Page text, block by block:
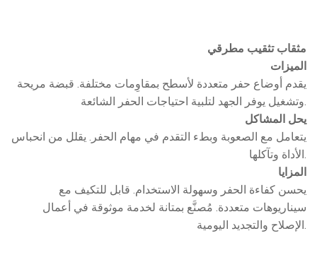
مثقاب تثقيب مطرقي
الميزات
يقدم أوضاع حفر متعددة لأسطح بمقاوِمات مختلفة. قبضة مريحة
وتشغيل يوفر الجهد لتلبية احتياجات الحفر الشائعة.
يحل المشاكل
يتعامل مع الصعوبة وبطء التقدم في مهام الحفر. يقلل من انحباس
الأداة وتآكلها.
المزايا
يحسن كفاءة الحفر وسهولة الاستخدام. قابل للتكيف مع
سيناريوهات متعددة. مُصنَّع بمتانة لخدمة موثوقة في أعمال
الإصلاح والتجديد اليومية.